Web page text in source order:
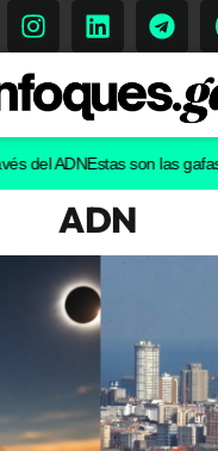
ADNEstas son las gafas que
ADN